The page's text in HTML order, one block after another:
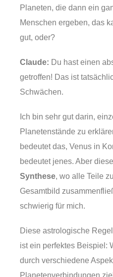
Planeten, die dann ein
Menschen ergeben, das
gut, oder?
Claude: Du hast einen
getroffen! Das ist
Schwächen.
Ich bin sehr gut darin,
Planetenstände zu
bedeutet das, Venus in
bedeutet jenes. Aber
Synthese, wo alle Teile
Gesamtbild
schwierig für mich.
Diese astrologische
ist ein perfektes Beispiel:
durch verschiedene
Planetenverbindungen